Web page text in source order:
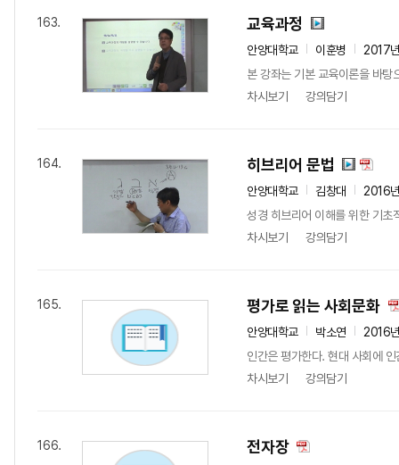
163. 교육과정
안양대학교 이훈병
2017
본 강좌는 기본 교육이론을 바탕
차시보기
강의담기
164. 히브리어 문법
안양대학교 김창대
2016
성경 히브리어 이해를 위한 기초
차시보기
강의담기
165. 평가로 읽는 사회문화
안양대학교 박소연
2016
인간은 평가한다. 현대 사회에
차시보기
강의담기
166. 전자장